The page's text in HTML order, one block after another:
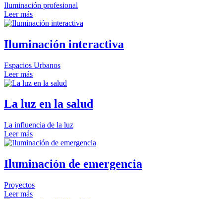
Iluminación profesional
Leer más
Iluminación interactiva
Espacios Urbanos
Leer más
La luz en la salud
La influencia de la luz
Leer más
Iluminación de emergencia
Proyectos
Leer más